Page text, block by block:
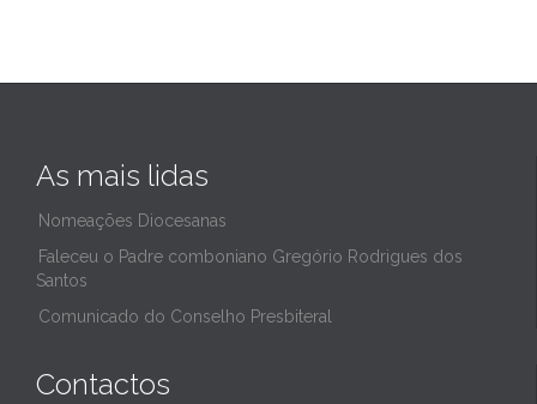
As mais lidas
Nomeações Diocesanas
Faleceu o Padre comboniano Gregório Rodrigues dos
Santos
Comunicado do Conselho Presbiteral
Contactos